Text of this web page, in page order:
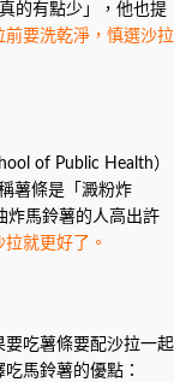
的有點少」，他也提
要洗乾淨，慎選沙拉
of Public Health）
薯條是「澱粉炸
炸馬鈴薯的人高出許
就更好了。
要吃薯條要配沙拉一起
馬鈴薯的優點：